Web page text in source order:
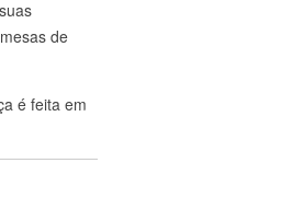
de
é feita em